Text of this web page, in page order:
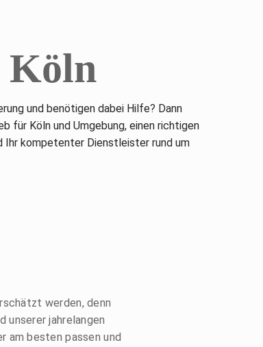
Köln
und benötigen dabei Hilfe? Dann
für Köln und Umgebung, einen richtigen
Ihr kompetenter Dienstleister rund um
werden, denn
unserer jahrelangen
am besten passen und